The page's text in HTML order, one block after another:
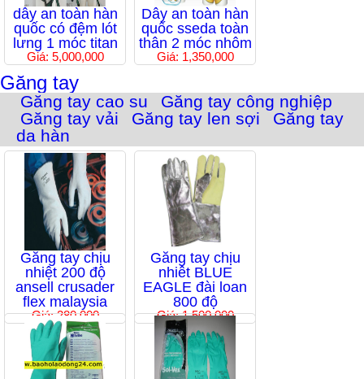
dây an toàn hàn
quốc có đệm lót
lưng 1 móc titan
Giá: 5,000,000
Dây an toàn hàn
quốc sseda toàn
thân 2 móc nhôm
Giá: 1,350,000
Găng tay
Găng tay cao su
Găng tay công nghiệp
Găng tay vải
Găng tay len sợi
Găng tay
da hàn
Găng tay chịu
nhiệt 200 độ
ansell crusader
flex malaysia
Giá: 280,000
Găng tay chịu
nhiêt BLUE
EAGLE đài loan
800 độ
Giá: 1,500,000